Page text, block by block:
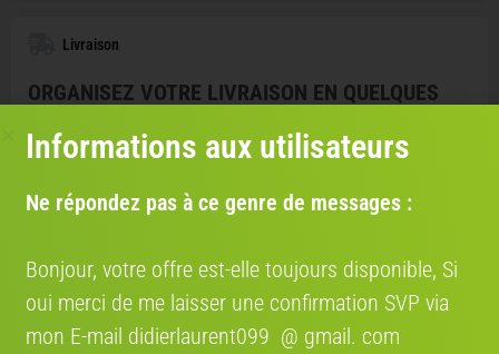
Livraison
ORGANISEZ VOTRE LIVRAISON EN QUELQUES
AVEC NOS PARTENAIRES TRANSPORTEURS
L'EUROPE
Bénéficiez de 12 % avec le code
Confiez le transport de votre vélo à des spécialistes,
un service économique et fiable aussi pour les
professionnelle pour livrer votre vélo partout en
Informations aux utilisateurs
Ne répondez pas à ce genre de messages :
Bonjour, votre offre est-elle toujours disponible, Si
oui merci de me laisser une confirmation SVP via
mon E-mail didierlaurent099 @ gmail. com